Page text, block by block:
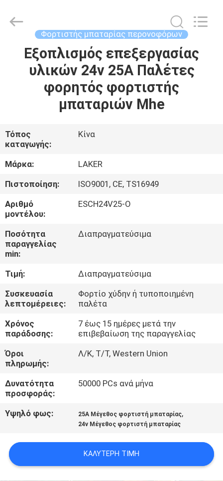
ΑΡΧΙΚΉ
ΣΕΛΊΔΑ
ΠΡΟΪΌΝΤΑ
ΣΧΕΤΙΚΆ
ΜΕ
ΕΜΆΣ
ΓΎΡΟΣ
ΕΡΓΟΣΤΑΣΊΩΝ
ΠΟΙΟΤΙΚΌΣ
ΈΛΕΓΧΟΣ
ΕΠΑΦΉ
ΝΈΑ
SITEMAP
ΠΟΛΙΤΙΚΉ
ΑΠΟΡΡΉΤΟΥ
CO.,LIMITED.
Φορτιστής μπαταρίας περονοφόρων
Εξοπλισμός επεξεργασίας
υλικών 24v 25A Παλέτες
φορητός φορτιστής
μπαταριών Mhe
Τόπος
καταγωγής:
Κίνα
Μάρκα:
LAKER
Πιστοποίηση:
ISO9001, CE, TS16949
Αριθμό
μοντέλου:
ESCH24V25-O
Ποσότητα
παραγγελίας
min:
Διαπραγματεύσιμα
Τιμή:
Διαπραγματεύσιμα
Συσκευασία
λεπτομέρειες:
Φορτίο χύδην ή τυποποιημένη
παλέτα
Χρόνος
παράδοσης:
7 έως 15 ημέρες μετά την
επιβεβαίωση της παραγγελίας
Όροι
πληρωμής:
Λ/Κ, Τ/Τ, Western Union
Δυνατότητα
προσφοράς:
50000 PCs ανά μήνα
Υψηλό φως: 25A Μέγεθος φορτιστή μπαταρίας,
24v Μέγεθος φορτιστή μπαταρίας
ΚΑΛΎΤΕΡΗ ΤΙΜΉ